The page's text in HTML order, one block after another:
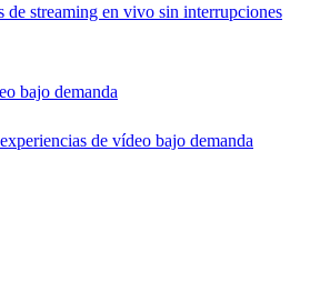
de streaming en vivo sin interrupciones
bajo demanda
de vídeo bajo demanda